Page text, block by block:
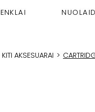
KITI AKSESUARAI >